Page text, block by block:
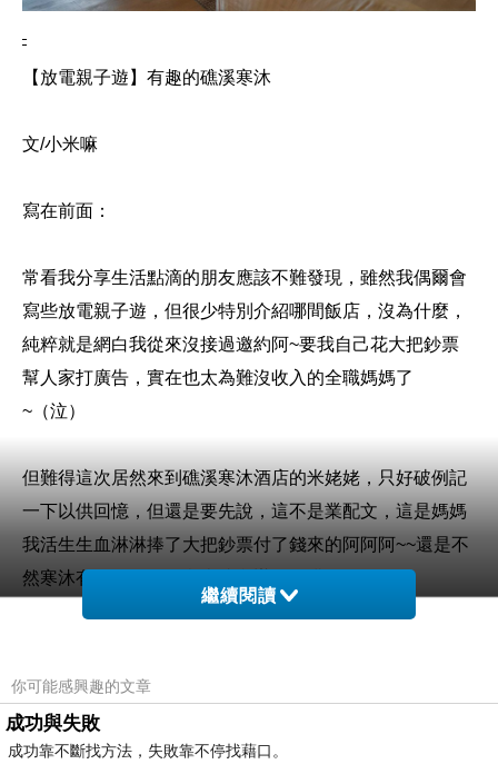
【放電親子遊】有趣的礁溪寒沐
文/小米嘛
寫在前面：
常看我分享生活點滴的朋友應該不難發現，雖然我偶爾會
寫些放電親子遊，但很少特別介紹哪間飯店，沒為什麼，
純粹就是網白我從來沒接過邀約阿~要我自己花大把鈔票
幫人家打廣告，實在也太為難沒收入的全職媽媽了
~（泣）
但難得這次居然來到礁溪寒沐酒店的米姥姥，只好破例記
一下以供回憶，但還是要先說，這不是業配文，這是媽媽
我活生生血淋淋捧了大把鈔票付了錢來的阿阿阿~~還是不
然寒沐有沒有公關願意來找我辦個團購一下~😂😂
前言說完了，講回正題。
繼續閱讀
你可能感興趣的文章
成功與失敗
成功靠不斷找方法，失敗靠不停找藉口。